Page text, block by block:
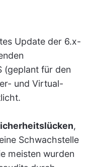
Update der 6.x-
(geplant für den
und Virtual-
,
Schwachstelle
meisten wurden